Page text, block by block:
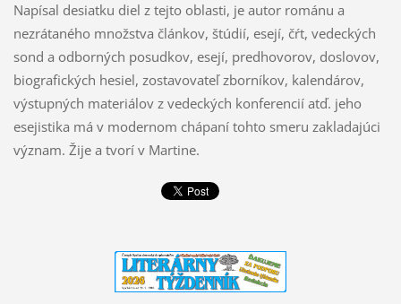
Napísal desiatku diel z tejto oblasti, je autor románu a
nezrátaného množstva článkov, štúdií, esejí, čŕt, vedeckých
sond a odborných posudkov, esejí, predhovorov, doslovov,
biografických hesiel, zostavovateľ zborníkov, kalendárov,
výstupných materiálov z vedeckých konferencií atď. jeho
esejistika má v modernom chápaní tohto smeru zakladajúci
význam. Žije a tvorí v Martine.